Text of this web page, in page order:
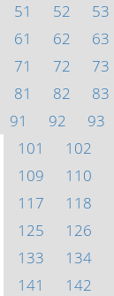
51
52 53
61
62 63
71
72 73
81
82 83
91
92 93
101
102
109
110
117
118
125
126
133
134
141
142